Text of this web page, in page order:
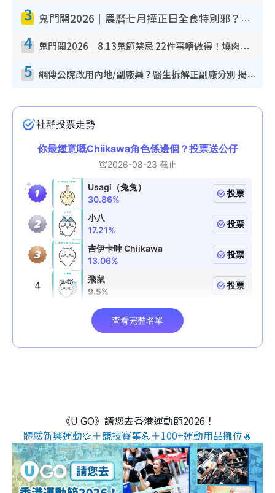
3 鬼門開2026｜農曆七月撞正日全食特別邪？專家警告切忌做一事！揭4大禁忌+2招保平安
4 鬼門開2026｜8.13鬼節禁忌 22件事唔做得！燒肉、刺身要少食？半夜勿吹口哨/打呢個電話
5 網傳公院改用內地/副廠藥？醫生拆解正副廠分別 揭4類人換藥隨時出事
《U GO》請您去香港運動節2026！
體驗新興運動💦＋競技賽事💪＋100+運動用品攤位🔥